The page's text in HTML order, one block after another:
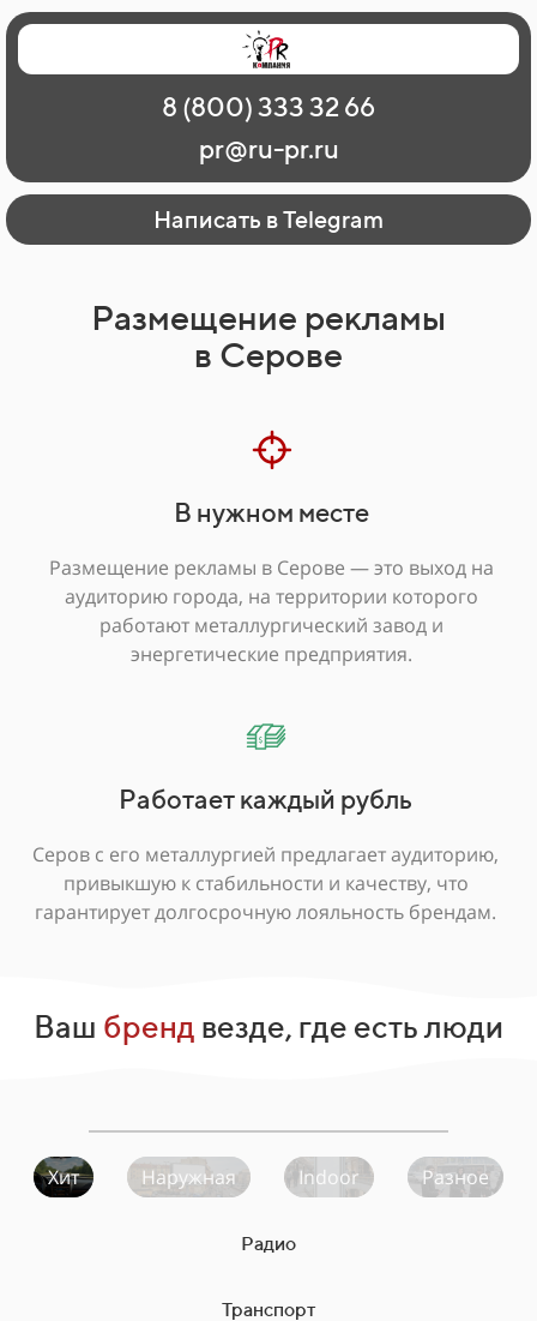
Главная
Наши работы
О рекламе
Регионы
Контакты
8 (800) 333 32 66
pr@ru-pr.ru
Написать в Telegram
Размещение рекламы
в Серове
В нужном месте
Размещение рекламы в Серове — это выход на
аудиторию города, на территории которого
работают металлургический завод и
энергетические предприятия.
Работает каждый рубль
Серов с его металлургией предлагает аудиторию,
привыкшую к стабильности и качеству, что
гарантирует долгосрочную лояльность брендам.
Ваш бренд везде, где есть люди
Хит Наружная Indoor Разное
Радио
Транспорт